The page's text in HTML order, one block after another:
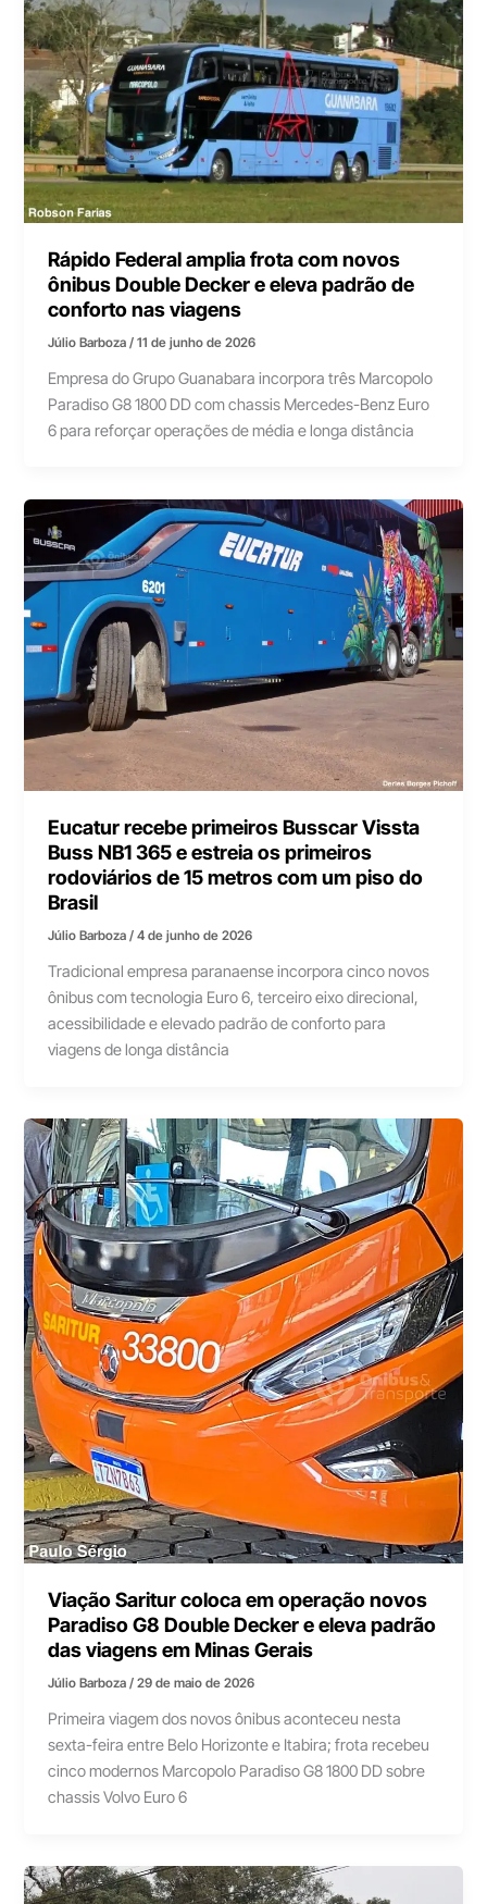
Rápido Federal amplia frota com novos
ônibus Double Decker e eleva padrão de
conforto nas viagens
Júlio Barboza/11 de junho de 2026
Empresa do Grupo Guanabara incorpora três Marcopolo
Paradiso G8 1800 DD com chassis Mercedes-Benz Euro
6 para reforçar operações de média e longa distância
Eucatur recebe primeiros Busscar Vissta
Buss NB1 365 e estreia os primeiros
rodoviários de 15 metros com um piso do
Brasil
Júlio Barboza/4 de junho de 2026
Tradicional empresa paranaense incorpora cinco novos
ônibus com tecnologia Euro 6, terceiro eixo direcional,
acessibilidade e elevado padrão de conforto para
viagens de longa distância
Viação Saritur coloca em operação novos
Paradiso G8 Double Decker e eleva padrão
das viagens em Minas Gerais
Júlio Barboza/29 de maio de 2026
Primeira viagem dos novos ônibus aconteceu nesta
sexta-feira entre Belo Horizonte e Itabira; frota recebeu
cinco modernos Marcopolo Paradiso G8 1800 DD sobre
chassis Volvo Euro 6